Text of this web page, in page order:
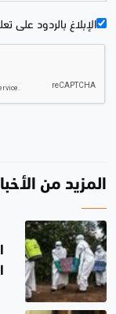
الإبلاغ بالردود علی
المزيد من